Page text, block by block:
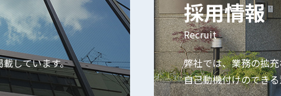
しています。
採用情報
Recruit
弊社では、業務の拡
自己動機付けのできる